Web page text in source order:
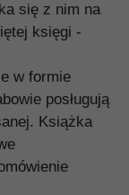
się z nim na
księgi -
w formie
posługują
Książka